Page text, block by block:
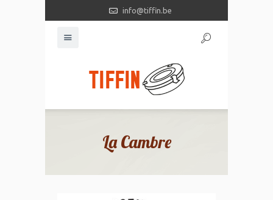
info@tiffin.be
La Cambre